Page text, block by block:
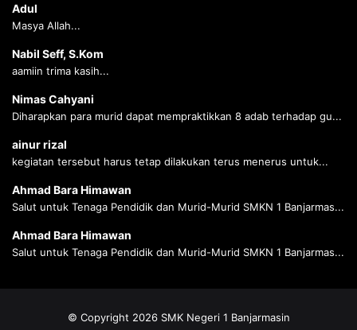
Adul
Masya Allah...
Nabil Seff, S.Kom
aamiin trima kasih...
Nimas Cahyani
Diharapkan para murid dapat mempraktikkan 8 adab terhadap gu...
ainur rizal
kegiatan tersebut harus tetap dilakukan terus menerus untuk...
Ahmad Bara Himawan
Salut untuk Tenaga Pendidik dan Murid-Murid SMKN 1 Banjarmas...
Ahmad Bara Himawan
Salut untuk Tenaga Pendidik dan Murid-Murid SMKN 1 Banjarmas...
© Copyright 2026 SMK Negeri 1 Banjarmasin